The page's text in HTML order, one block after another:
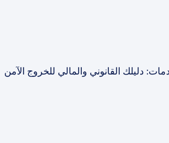
دليلك القانوني والمالي للخروج الآمن